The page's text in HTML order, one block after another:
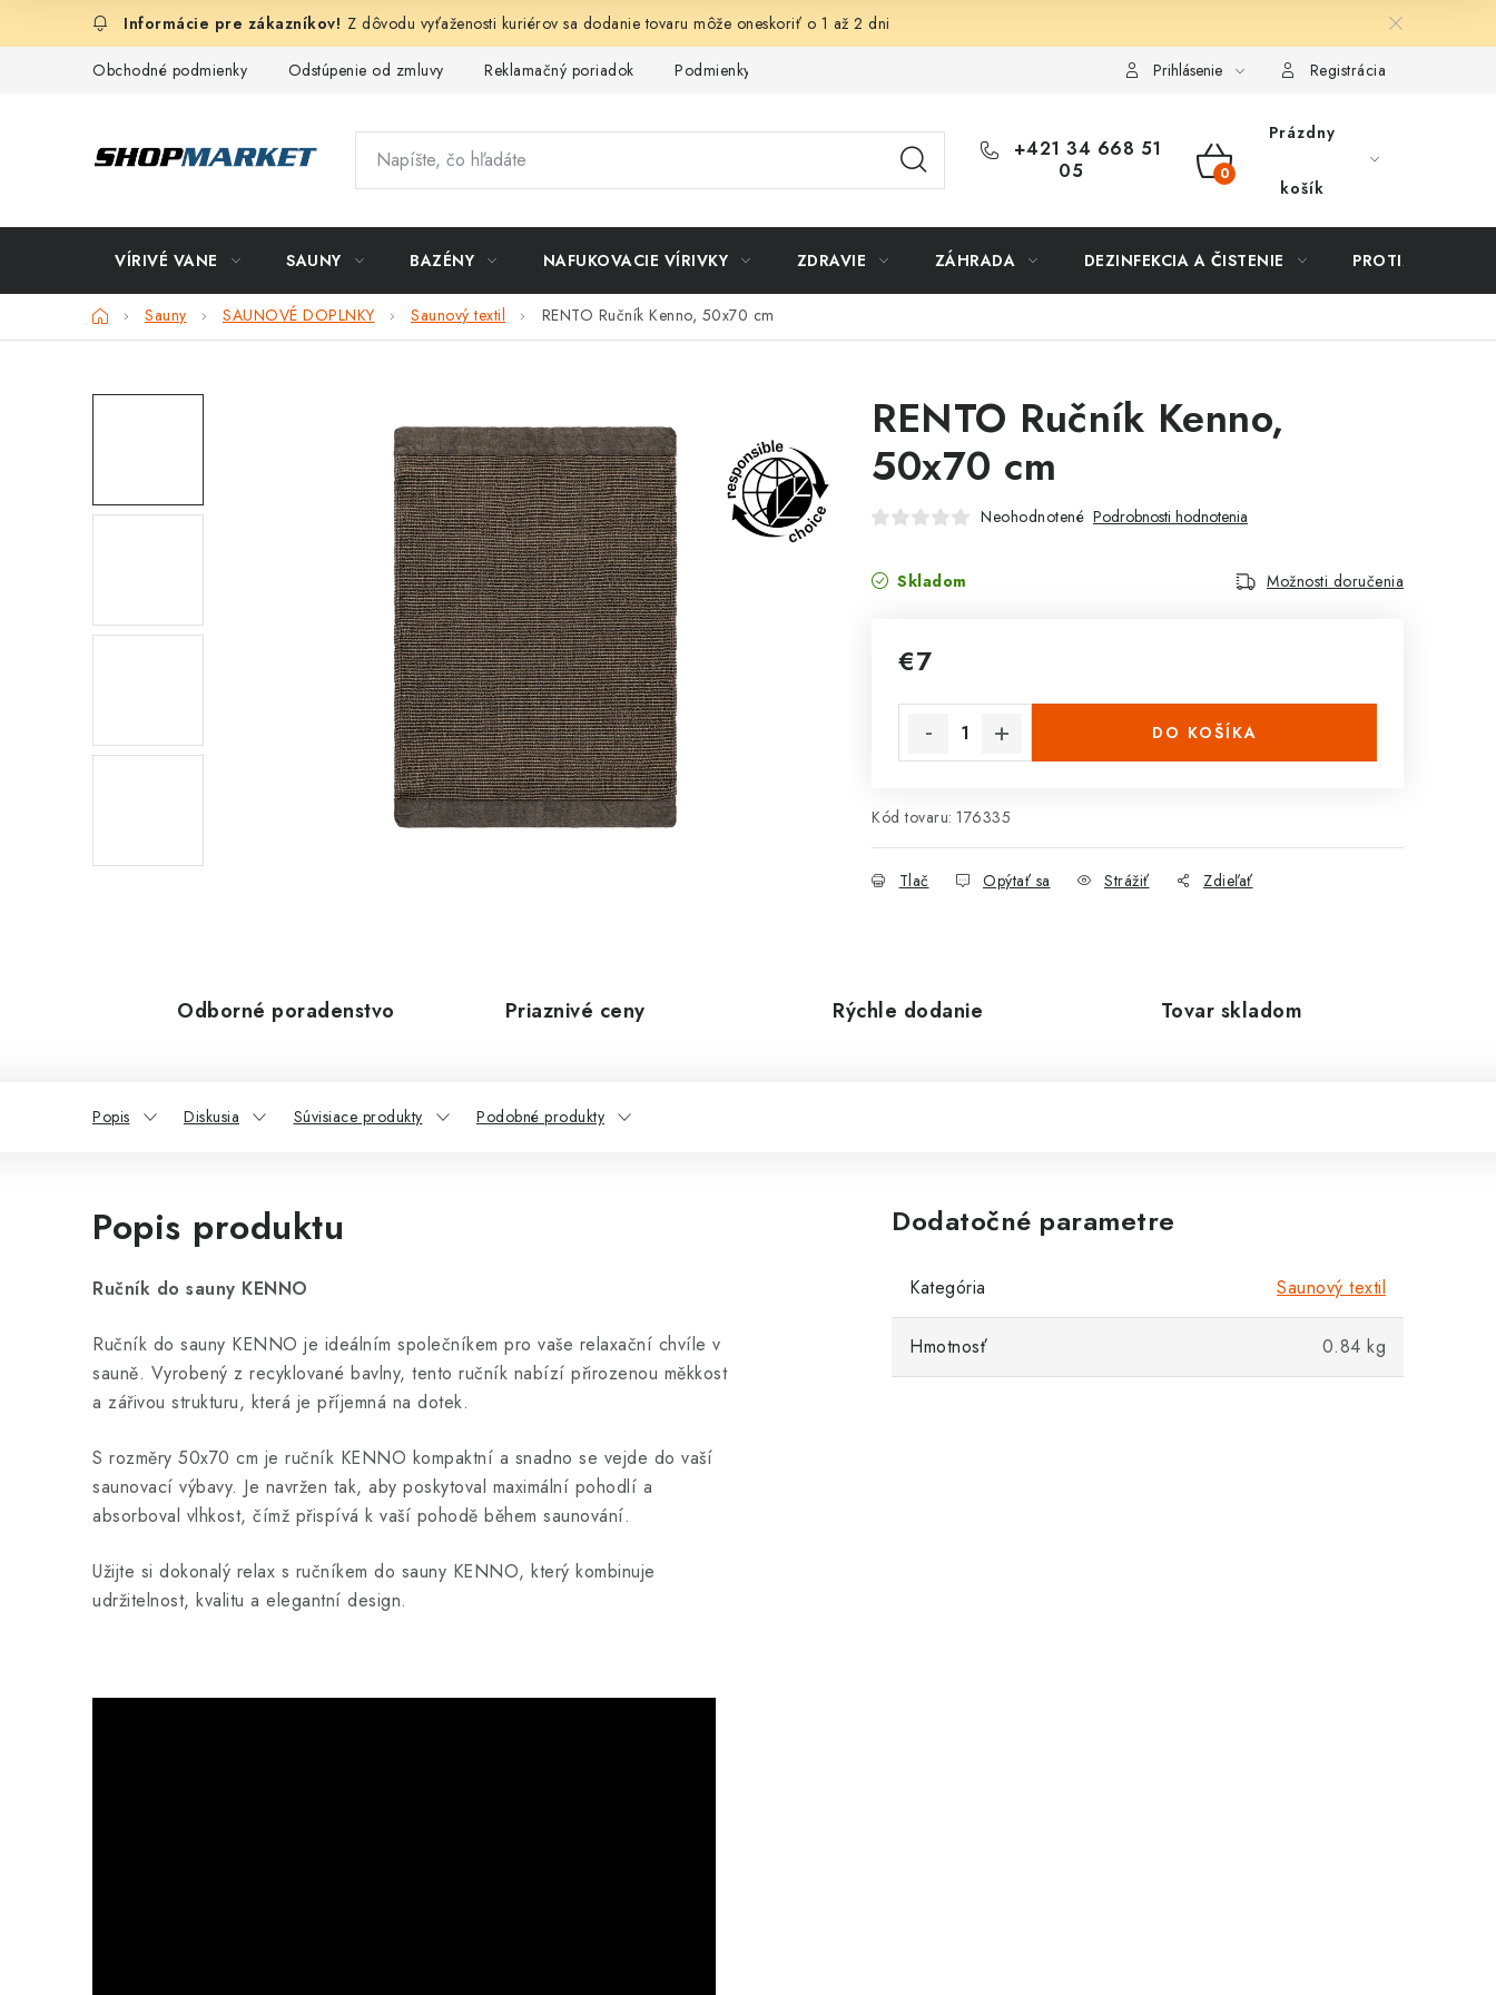
Z dôvodu vyťaženosti kuriérov sa dodanie tovaru môže oneskoriť o 1 až 2 dni
Obchodné podmienky Odstúpenie od zmluvy Reklamačný poriadok Podmienky ochrany osobných údajov Spôsob dopravy a platby Vernostný program Moja objednávka
Prihlásenie Registrácia
+421 34 668 51
05
NÁKUPNÝ
Prázdny
košík
VÍRIVÉ VANE SAUNY BAZÉNY NAFUKOVACIE VÍRIVKY ZDRAVIE ZÁHRADA DEZINFEKCIA A ČISTENIE
DomovSauny SAUNOVÉ DOPLNKY Saunový textil RENTO Ručník Kenno, 50x70 cm
RENTO Ručník Kenno,
50x70 cm
Neohodnotené Podrobnosti hodnotenia
Skladom Možnosti doručenia
€7
DO KOŠÍKA
Kód tovaru: 176335
Tlač Opýtať sa Strážiť Zdieľať
Odborné poradenstvo Priaznivé ceny Rýchle dodanie Tovar skladom
Popis Diskusia Súvisiace produkty Podobné produkty
Popis produktu
Ručník do sauny KENNO
Ručník do sauny KENNO je ideálním společníkem pro vaše relaxační chvíle v
sauně. Vyrobený z recyklované bavlny, tento ručník nabízí přirozenou měkkost
a zářivou strukturu, která je příjemná na dotek.
S rozměry 50x70 cm je ručník KENNO kompaktní a snadno se vejde do vaší
saunovací výbavy. Je navržen tak, aby poskytoval maximální pohodlí a
absorboval vlhkost, čímž přispívá k vaší pohodě během saunování.
Užijte si dokonalý relax s ručníkem do sauny KENNO, který kombinuje
udržitelnost, kvalitu a elegantní design.
Dodatočné parametre
Kategória Saunový textil
Hmotnosť 0.84 kg